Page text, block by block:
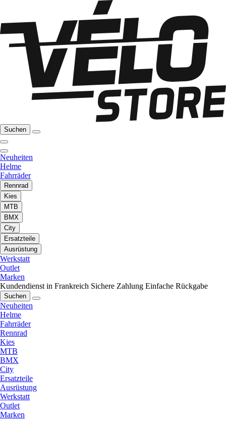
Suchen
Neuheiten
Helme
Fahrräder
Rennrad
Kies
MTB
BMX
City
Ersatzteile
Ausrüstung
Werkstatt
Outlet
Marken
Kundendienst in Frankreich Sichere Zahlung Einfache Rückgabe
Suchen
Neuheiten
Helme
Fahrräder
Rennrad
Kies
MTB
BMX
City
Ersatzteile
Ausrüstung
Werkstatt
Outlet
Marken